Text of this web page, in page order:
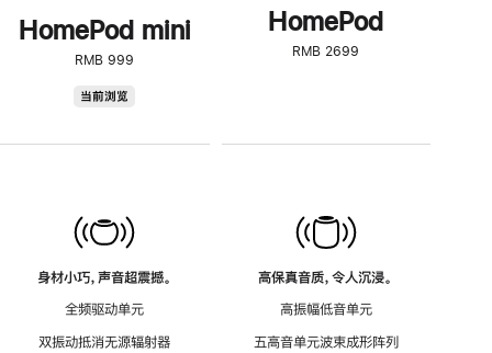
HomePod mini
RMB 999
当前浏览
身材小巧，声音超震撼。
全频驱动单元
双振动抵消无源辐射器
HomePod
RMB 2699
高保真音质，令人沉浸。
高振幅低音单元
五高音单元波束成形阵列